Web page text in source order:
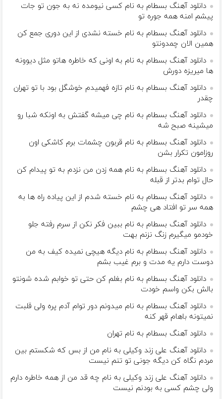
دانلود آهنگ بسطام به نام کسی نیومده نه به جون تو جات
پیشم امنه همه جوره تو
دانلود آهنگ بسطام به نام خسته نشدی از این دوری جمع کن
همین الان چمدونتو
دانلود آهنگ بسطام به نام به اونی که خاطره هاتو مثل دیوونه
ها میریزه دورش
دانلود آهنگ بسطام به نام تازه فهمیدم خوشگل بود با تو تهران
چقدر
دانلود آهنگ بسطام به نام چی میشه گفتش به اونکه شبا رو
میشینه صبح شه
دانلود آهنگ بسطام به نام قربون چشمات برم کاشکی اون
روزامون تکرار بشن
دانلود آهنگ بسطام به نام همه زدن من نزدم به تو پیدام کن
حال توام بدتر از قبله
دانلود آهنگ بسطام به نام خسته شدم از این پیاده راه ها به
همه سر تو افتاد هی چشم
دانلود آهنگ بسطام به نام ببین فکر نکن از سرم رفته جلو
خودمو میگیرم زنگ نزنم بهت
دانلود آهنگ بسطام به نام دیگه هیچی نمیده کیف به من
دوست دارم یه مدت و برم غیب بشم
دانلود آهنگ بسطام به نام بغلم کن حتی تو خوابم شده شونتو
بالش بکن واسم خودت
دانلود آهنگ بسطام به نام میدونم دور توام آدم پره ولی قلبت
نمیتونه باهام قهر کنه
دانلود آهنگ بسطام به نام تهران
دانلود آهنگ علی زند وکیلی به نام من از بس كه شكستم بین
مردم نگاه كن دیگه جونى تو تنم نیست
دانلود آهنگ علی زند وکیلی به نام چه قد من از همه خاطره دارم
ولی چشم كسی به بودنم نیست